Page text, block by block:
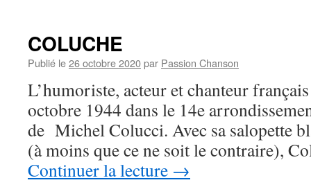
COLUCHE
Publié le26 octobre 2020par Passion Chanson
L’humoriste, acteur et chanteur
octobre 1944 dans le 14e
de Michel Colucci. Avec sa salopette
(à moins que ce ne soit le contraire),
Continuer la lecture →